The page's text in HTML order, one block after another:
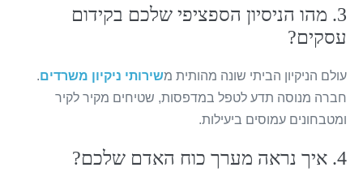
3. מהו הניסיון הספציפי שלכם בקידום
עסקים?
עולם הניקיון הביתי שונה מהותית משירותי ניקיון משרדים.
חברה מנוסה תדע לטפל במדפסות, שטיחים מקיר לקיר
ומטבחונים עמוסים ביעילות.
4. איך נראה מערך כוח האדם שלכם?